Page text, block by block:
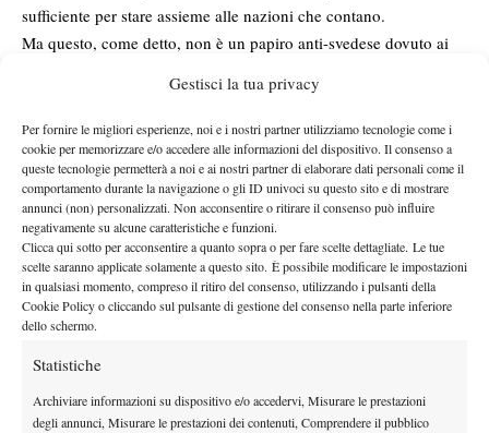
Gestisci la tua privacy
Per fornire le migliori esperienze, noi e i nostri partner utilizziamo tecnologie come i
cookie per memorizzare e/o accedere alle informazioni del dispositivo. Il consenso a
queste tecnologie permetterà a noi e ai nostri partner di elaborare dati personali come il
comportamento durante la navigazione o gli ID univoci su questo sito e di mostrare
annunci (non) personalizzati. Non acconsentire o ritirare il consenso può influire
negativamente su alcune caratteristiche e funzioni.
Clicca qui sotto per acconsentire a quanto sopra o per fare scelte dettagliate. Le tue
scelte saranno applicate solamente a questo sito. È possibile modificare le impostazioni
in qualsiasi momento, compreso il ritiro del consenso, utilizzando i pulsanti della
Cookie Policy o cliccando sul pulsante di gestione del consenso nella parte inferiore
dello schermo.
Statistiche
Archiviare informazioni su dispositivo e/o accedervi, Misurare le prestazioni
degli annunci, Misurare le prestazioni dei contenuti, Comprendere il pubblico
sufficiente per stare assieme alle nazioni che contano.
Ma questo, come detto, non è un papiro anti-svedese dovuto ai
nazioni, a partire da quell’Ecuador che quest’anno è retrocesso
ma in buona sostanza era rappresentato solo dalla premiata ditta
“Lapentti & Lapentti” e ricordava lo Zimbabwe dei fratelli Black,
arrivato addirittura ai quarti di finale. Anche nei gruppi inferiori
la musica non cambia: la Lettonia la regge unicamente Gulbis,
che non ha potuto però evitare la retrocessione nel “Group II”.
Baghdatis, invece, ha salvato Cipro dal Group III, a quanto pare
per l’ultima volta, provocando forse qualche malumore tra gli
egiziani, visto che non hanno schierato Maamoun, il loro miglior
inciso, Cipro aveva giocato senza Baghdatis contro il Portogallo:
12 set, 16 games vinti in totale, di cui 6 conquistati da un
tennista rumeno ingaggiato per l’occasione (e non scherzo,